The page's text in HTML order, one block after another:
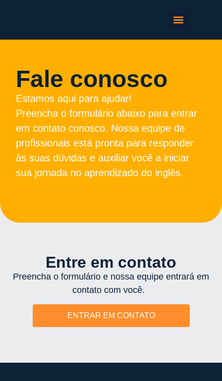
Fale conosco
Estamos aqui para ajudar!
Preencha o formulário abaixo para entrar
em contato conosco. Nossa equipe de
profissionais está pronta para responder
às suas dúvidas e auxiliar você a iniciar
sua jornada no aprendizado do inglês.
Entre em contato
Preencha o formulário e nossa equipe entrará em
contato com você.
ENTRAR EM CONTATO